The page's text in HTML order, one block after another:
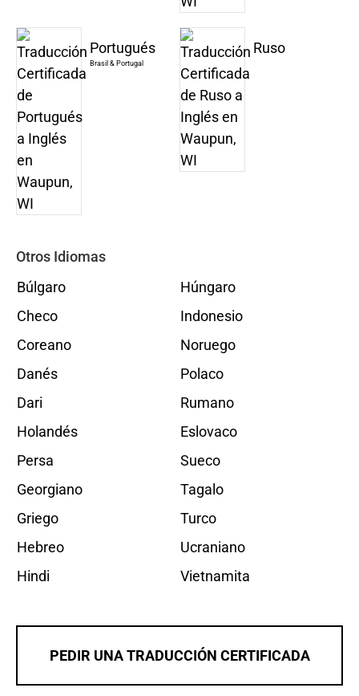
Portugués
Brasil & Portugal
Ruso
Otros Idiomas
Búlgaro
Checo
Coreano
Danés
Dari
Holandés
Persa
Georgiano
Griego
Hebreo
Hindi
Húngaro
Indonesio
Noruego
Polaco
Rumano
Eslovaco
Sueco
Tagalo
Turco
Ucraniano
Vietnamita
PEDIR UNA TRADUCCIÓN CERTIFICADA